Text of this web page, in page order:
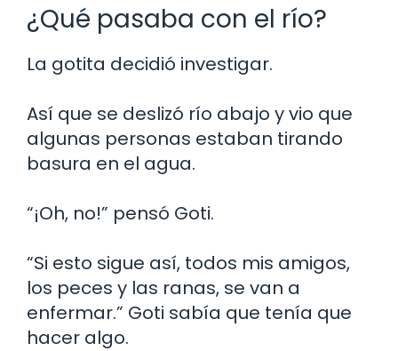
¿Qué pasaba con el río?
La gotita decidió investigar.
Así que se deslizó río abajo y vio que
algunas personas estaban tirando
basura en el agua.
“¡Oh, no!” pensó Goti.
“Si esto sigue así, todos mis amigos,
los peces y las ranas, se van a
enfermar.” Goti sabía que tenía que
hacer algo.